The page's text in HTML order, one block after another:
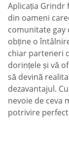
Aplicația Grindr
din oameni
comunitate
obține o
chiar parteneri
dorințele și vă
să devină
dezavantajul.
nevoie de ceva
potrivire